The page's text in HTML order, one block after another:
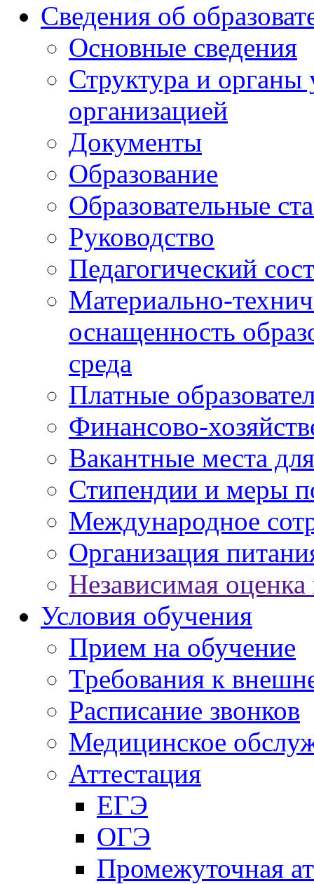
Сведения об
Основные сведения
Структура и органы
организацией
Документы
Образование
Образовательные
Руководство
Педагогический
Материально-
оснащенность
среда
Платные
Финансово-
Вакантные места
Стипендии и меры
Международное
Организация
Независимая оценка
Условия обучения
Прием на обучение
Требования к
Расписание звонков
Медицинское
Аттестация
ЕГЭ
ОГЭ
Промежуточная